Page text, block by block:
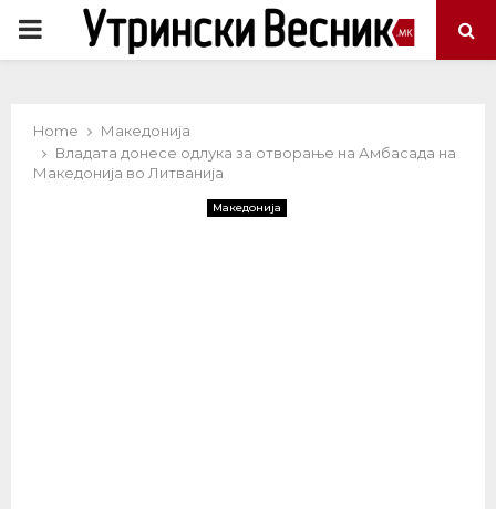
PRIMARY
Home
Македонија
Владата донесе одлука за отворање на Амбасада на
Македонија во Литванија
Македонија